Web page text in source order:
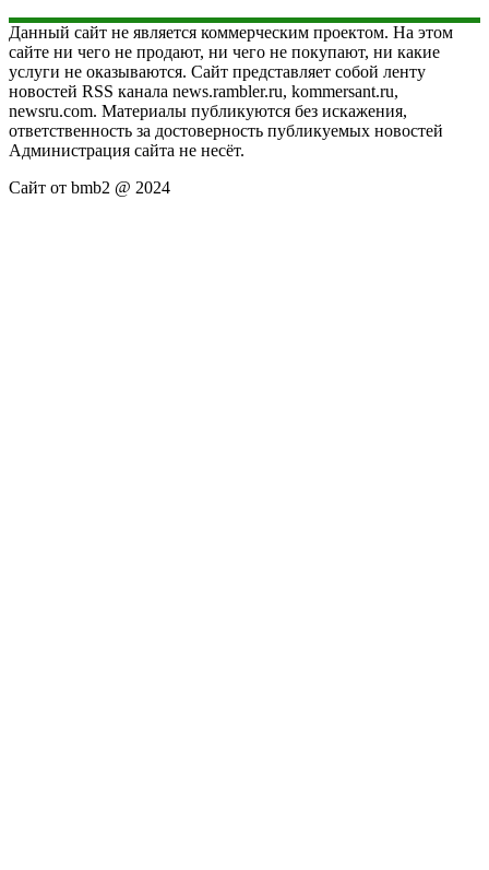
Данный сайт не является коммерческим проектом. На этом
сайте ни чего не продают, ни чего не покупают, ни какие
услуги не оказываются. Сайт представляет собой ленту
новостей RSS канала news.rambler.ru, kommersant.ru,
newsru.com. Материалы публикуются без искажения,
ответственность за достоверность публикуемых новостей
Администрация сайта не несёт.
Сайт от bmb2 @ 2024